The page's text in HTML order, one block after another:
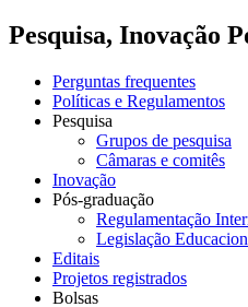
Pesquisa, Inovação
Perguntas frequentes
Políticas e Regulamentos
Pesquisa
Grupos de pesquisa
Câmaras e comitês
Inovação
Pós-graduação
Regulamentação
Legislação
Editais
Projetos registrados
Bolsas